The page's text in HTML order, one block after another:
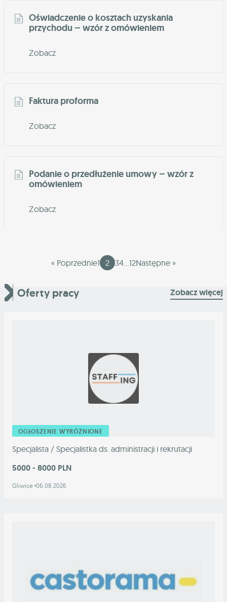
Oświadczenie o kosztach uzyskania
przychodu – wzór z omówieniem
Zobacz
Faktura proforma
Zobacz
Podanie o przedłużenie umowy – wzór z
omówieniem
Zobacz
« Poprzednie1 2 34…12Następne »
Oferty pracy Zobacz więcej
OGŁOSZENIE WYRÓŻNIONE
Specjalista / Specjalistka ds. administracji i rekrutacji
5000 - 8000 PLN
Gliwice 06.08.2026